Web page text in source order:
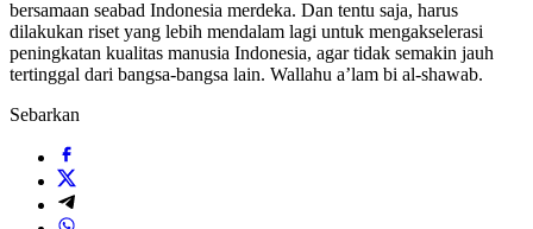
bersamaan seabad Indonesia merdeka. Dan tentu saja, harus
dilakukan riset yang lebih mendalam lagi untuk mengakselerasi
peningkatan kualitas manusia Indonesia, agar tidak semakin jauh
tertinggal dari bangsa-bangsa lain. Wallahu a’lam bi al-shawab.
Sebarkan